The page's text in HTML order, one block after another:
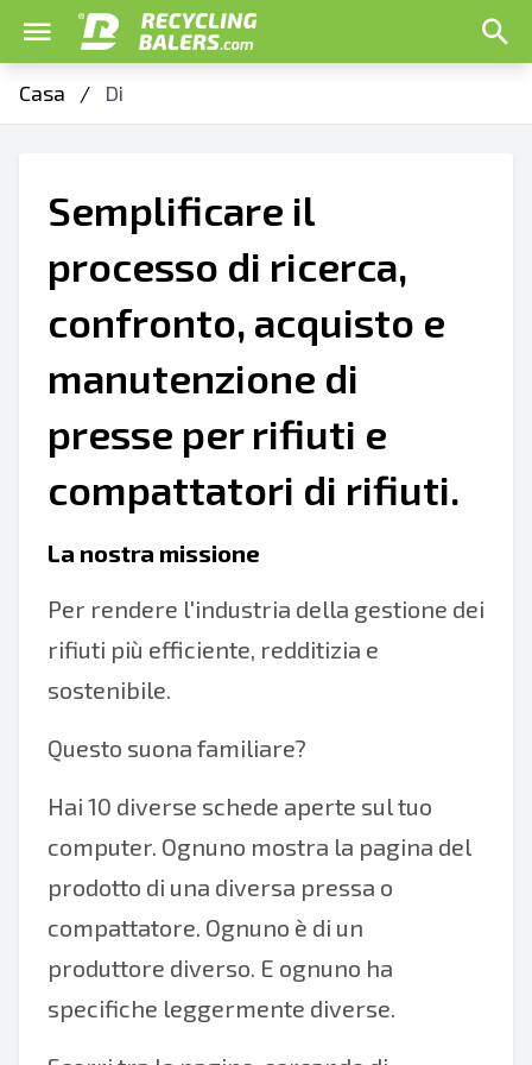
Casa / Di
Semplificare il
processo di ricerca,
confronto, acquisto e
manutenzione di
presse per rifiuti e
compattatori di rifiuti.
La nostra missione
Per rendere l'industria della gestione dei
rifiuti più efficiente, redditizia e
sostenibile.
Questo suona familiare?
Hai 10 diverse schede aperte sul tuo
computer. Ognuno mostra la pagina del
prodotto di una diversa pressa o
compattatore. Ognuno è di un
produttore diverso. E ognuno ha
specifiche leggermente diverse.